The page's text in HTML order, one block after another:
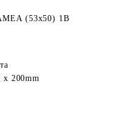
(53x50) 1B
x 200mm